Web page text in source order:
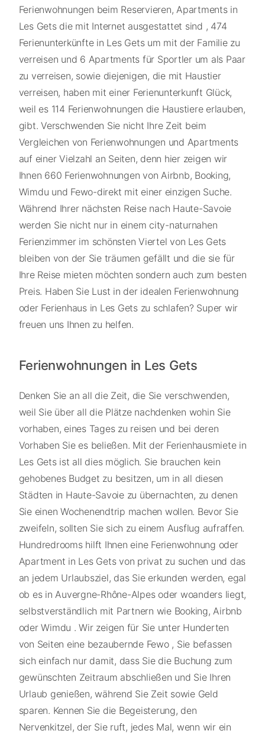
Ferienwohnungen beim Reservieren, Apartments in
Les Gets die mit Internet ausgestattet sind , 474
Ferienunterkünfte in Les Gets um mit der Familie zu
verreisen und 6 Apartments für Sportler um als Paar
zu verreisen, sowie diejenigen, die mit Haustier
verreisen, haben mit einer Ferienunterkunft Glück,
weil es 114 Ferienwohnungen die Haustiere erlauben,
gibt. Verschwenden Sie nicht Ihre Zeit beim
Vergleichen von Ferienwohnungen und Apartments
auf einer Vielzahl an Seiten, denn hier zeigen wir
Ihnen 660 Ferienwohnungen von Airbnb, Booking,
Wimdu und Fewo-direkt mit einer einzigen Suche.
Während Ihrer nächsten Reise nach Haute-Savoie
werden Sie nicht nur in einem city-naturnahen
Ferienzimmer im schönsten Viertel von Les Gets
bleiben von der Sie träumen gefällt und die sie für
Ihre Reise mieten möchten sondern auch zum besten
Preis. Haben Sie Lust in der idealen Ferienwohnung
oder Ferienhaus in Les Gets zu schlafen? Super wir
freuen uns Ihnen zu helfen.
Ferienwohnungen in Les Gets
Denken Sie an all die Zeit, die Sie verschwenden,
weil Sie über all die Plätze nachdenken wohin Sie
vorhaben, eines Tages zu reisen und bei deren
Vorhaben Sie es beließen. Mit der Ferienhausmiete in
Les Gets ist all dies möglich. Sie brauchen kein
gehobenes Budget zu besitzen, um in all diesen
Städten in Haute-Savoie zu übernachten, zu denen
Sie einen Wochenendtrip machen wollen. Bevor Sie
zweifeln, sollten Sie sich zu einem Ausflug aufraffen.
Hundredrooms hilft Ihnen eine Ferienwohnung oder
Apartment in Les Gets von privat zu suchen und das
an jedem Urlaubsziel, das Sie erkunden werden, egal
ob es in Auvergne-Rhône-Alpes oder woanders liegt,
selbstverständlich mit Partnern wie Booking, Airbnb
oder Wimdu . Wir zeigen für Sie unter Hunderten
von Seiten eine bezaubernde Fewo , Sie befassen
sich einfach nur damit, dass Sie die Buchung zum
gewünschten Zeitraum abschließen und Sie Ihren
Urlaub genießen, während Sie Zeit sowie Geld
sparen. Kennen Sie die Begeisterung, den
Nervenkitzel, der Sie ruft, jedes Mal, wenn wir ein